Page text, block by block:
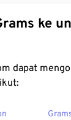
ke
dapat